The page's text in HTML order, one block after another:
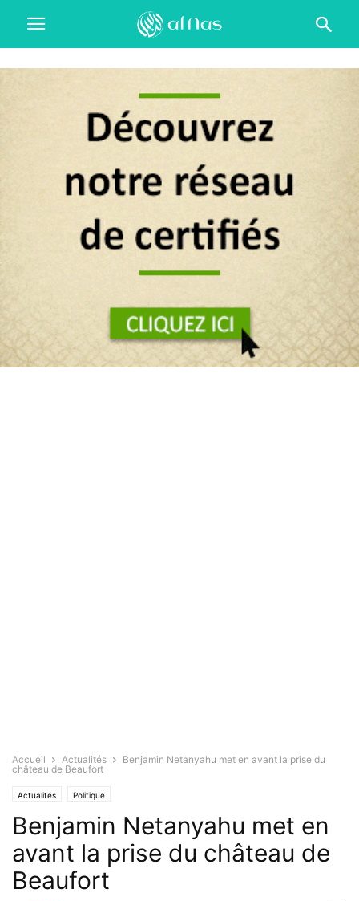
Accueil Actualités
Benjamin Netanyahu met en avant la prise du
château de Beaufort
Actualités Politique
Benjamin Netanyahu met en
avant la prise du château de
Beaufort